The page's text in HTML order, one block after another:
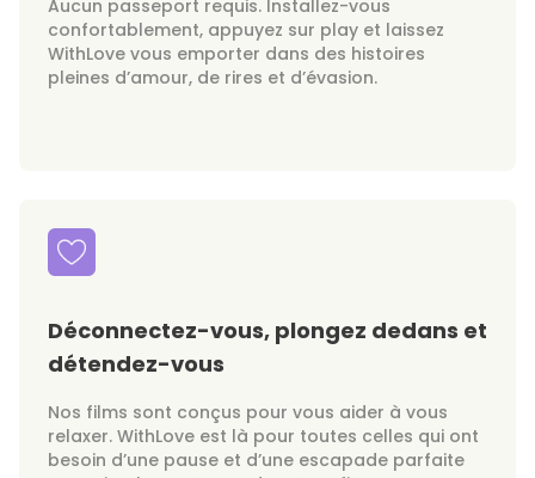
Aucun passeport requis. Installez-vous
confortablement, appuyez sur play et laissez
WithLove vous emporter dans des histoires
pleines d’amour, de rires et d’évasion.
Déconnectez-vous, plongez dedans et
détendez-vous
Nos films sont conçus pour vous aider à vous
relaxer. WithLove est là pour toutes celles qui ont
besoin d’une pause et d’une escapade parfaite